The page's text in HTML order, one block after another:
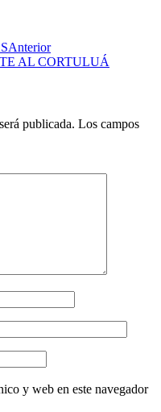
Anterior
AL CORTULUÁ
publicada. Los campos
y web en este navegador